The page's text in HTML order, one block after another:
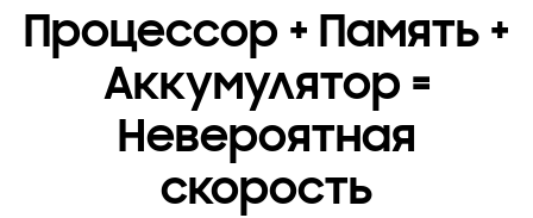
Процессор + Память +
Аккумулятор =
Невероятная
скорость